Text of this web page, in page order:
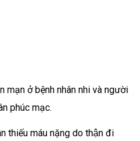
mạn ở bệnh nhân nhi và người
phúc mạc.
thiếu máu nặng do thận đi